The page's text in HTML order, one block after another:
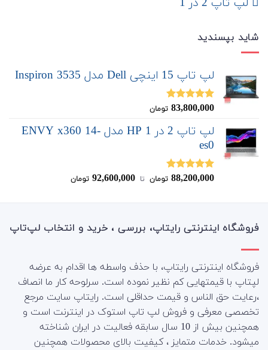
شاید بپسندید
لپ تاپ 15 اینچی Dell مدل Inspiron 3535
نمره5.00
83,800,000 تومان
لپ تاپ 2 در 1 HP مدل ENVY x360 14-
es0
نمره5.00
88,200,000 تومان ‌ تا ‌ 92,600,000 تومان
فروشگاه اینترنتی رایتاپ، بررسی ، خرید و انتخاب لپ‌تاپ
فروشگاه اینترنتی رایتاپ، با حذف واسطه ها اقدام به عرضه
لپتاپ با قیمتهایی کم نظیر نموده است. سرلوحه کار ما انصاف
،رعایت حق الناس و قیمت حداقلی است. رایتاپ سایت مرجع
تخصصی معرفی و فروش لپ تاپ استوک در اینترنت است و
همچنین بیش از 10 سال سابقه فعالیت در ایران شناخته
میشود. خدمات متمایز ، کیفیت بالای محصولات همچنین